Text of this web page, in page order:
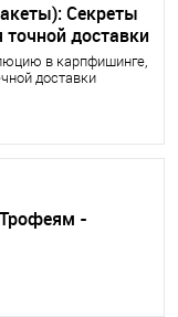
Секреты
доставки
в карпфишинге,
доставки
-